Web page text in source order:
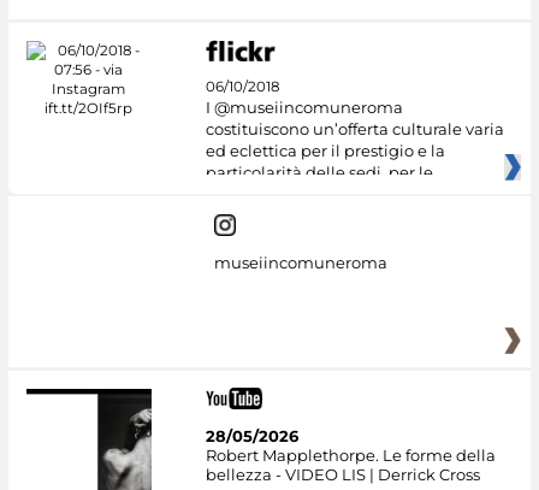
06/10/2018
I @museiincomuneroma
costituiscono un’offerta culturale varia
ed eclettica per il prestigio e la
particolarità delle sedi, per le
museiincomuneroma
28/05/2026
Robert Mapplethorpe. Le forme della
bellezza - VIDEO LIS | Derrick Cross